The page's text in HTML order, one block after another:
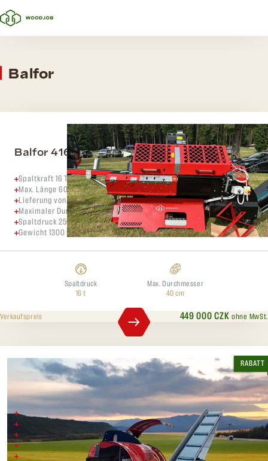
Balfor
Balfor 416 elektro
Spaltkraft 16 Tonnen
Max. Länge 60 cm
Lieferung von Zuführtisch und Ersatzteilen möglich
Maximaler Durchmesser 40 cm
Spaltdruck 250 bar bei ca. 16 Tonnen
Gewicht 1300 kg
Spaltdruck
16 t
Max. Durchmesser
40 cm
449 000 CZK ohne MwSt.
Verkaufspreis
RABATT
Balfor Continetal 480
Stammlänge: 65 cm
Spaltkraft: 22 Tonnen
Gesamtgewicht: 1600 kg
Spaltdruck: 22to
3 Geschwindigkeiten – max. 3,6s pro Schneid,-Spaltprozess